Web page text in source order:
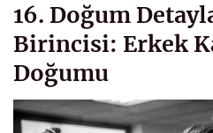
16. Doğum
Birincisi: Erkek
Doğumu